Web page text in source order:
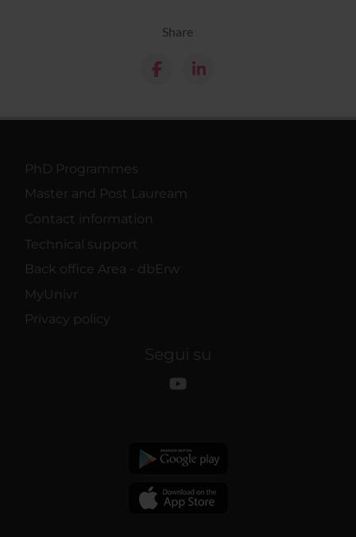
Share
PhD Programmes
Master and Post Lauream
Contact information
Technical support
Back office Area - dbErw
MyUnivr
Privacy policy
Segui su